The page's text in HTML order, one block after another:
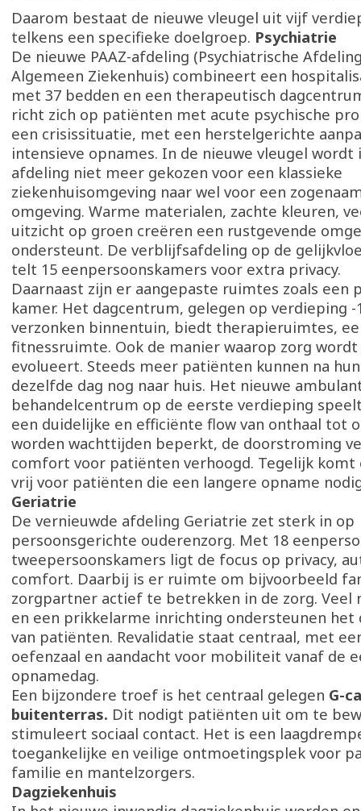
Daarom bestaat de nieuwe vleugel uit vijf
telkens een specifieke doelgroep. Psychiatrie
De nieuwe PAAZ-afdeling (Psychiatrische
Algemeen Ziekenhuis) combineert een
met 37 bedden en een therapeutisch
richt zich op patiënten met acute psychische
een crisissituatie, met een herstelgerichte
intensieve opnames. In de nieuwe vleugel wordt
afdeling niet meer gekozen voor een klassieke
ziekenhuisomgeving naar wel voor een
omgeving. Warme materialen, zachte kleuren,
uitzicht op groen creëren een rustgevende
ondersteunt. De verblijfsafdeling op de
telt 15 eenpersoonskamers voor extra privacy.
Daarnaast zijn er aangepaste ruimtes zoals een
kamer. Het dagcentrum, gelegen op verdieping
verzonken binnentuin, biedt therapieruimtes,
fitnessruimte. Ook de manier waarop zorg
evolueert. Steeds meer patiënten kunnen na
dezelfde dag nog naar huis. Het nieuwe
behandelcentrum op de eerste verdieping
een duidelijke en efficiënte flow van onthaal tot
worden wachttijden beperkt, de doorstroming
comfort voor patiënten verhoogd. Tegelijk
vrij voor patiënten die een langere opname
Geriatrie
De vernieuwde afdeling Geriatrie zet sterk in op
persoonsgerichte ouderenzorg. Met 18
tweepersoonskamers ligt de focus op privacy,
comfort. Daarbij is er ruimte om bijvoorbeeld
zorgpartner actief te betrekken in de zorg. Veel
en een prikkelarme inrichting ondersteunen het
van patiënten. Revalidatie staat centraal, met
oefenzaal en aandacht voor mobiliteit vanaf de
opnamedag.
Een bijzondere troef is het centraal gelegen G-
buitenterras. Dit nodigt patiënten uit om te
stimuleert sociaal contact. Het is een
toegankelijke en veilige ontmoetingsplek voor
familie en mantelzorgers.
Dagziekenhuis